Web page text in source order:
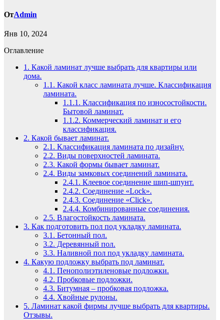
ОтAdmin
Янв 10, 2024
Оглавление
1. Какой ламинат лучше выбрать для квартиры или
дома.
1.1. Какой класс ламината лучше. Классификация
ламината.
1.1.1. Классификация по износостойкости.
Бытовой ламинат.
1.1.2. Коммерческий ламинат и его
классификация.
2. Какой бывает ламинат.
2.1. Классификация ламината по дизайну.
2.2. Виды поверхностей ламината.
2.3. Какой формы бывает ламинат.
2.4. Виды замковых соединений ламината.
2.4.1. Клеевое соединение шип-шпунт.
2.4.2. Соединение «Lock».
2.4.3. Соединение «Click».
2.4.4. Комбинированные соединения.
2.5. Влагостойкость ламината.
3. Как подготовить пол под укладку ламината.
3.1. Бетонный пол.
3.2. Деревянный пол.
3.3. Наливной пол под укладку ламината.
4. Какую подложку выбрать под ламинат.
4.1. Пенополиэтиленовые подложки.
4.2. Пробковые подложки.
4.3. Битумная – пробковая подложка.
4.4. Хвойные рулоны.
5. Ламинат какой фирмы лучше выбрать для квартиры.
Отзывы.